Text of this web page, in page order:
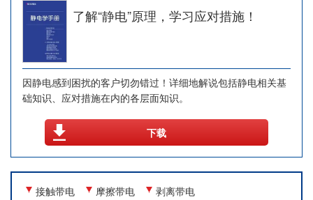
了解“静电”原理，学习应对措施！
因静电感到困扰的客户切勿错过！详细地解说包括静电相关基
础知识、应对措施在内的各层面知识。
下载
接触带电 摩擦带电 剥离带电